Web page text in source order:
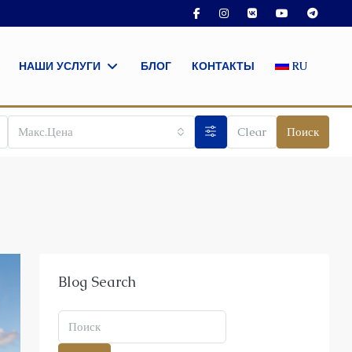
НАШИ УСЛУГИ БЛОГ КОНТАКТЫ RU
Макс.Цена Clear Поиск
Blog Search